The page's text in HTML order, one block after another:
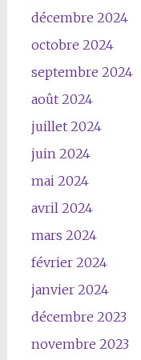
décembre 2024
octobre 2024
septembre 2024
août 2024
juillet 2024
juin 2024
mai 2024
avril 2024
mars 2024
février 2024
janvier 2024
décembre 2023
novembre 2023